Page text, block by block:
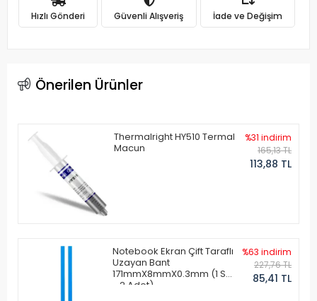
Hızlı Gönderi Güvenli Alışveriş İade ve Değişim
Önerilen Ürünler
Thermalright HY510 Termal
Macun
%31 indirim
165,13 TL
113,88 TL
Notebook Ekran Çift Taraflı
Uzayan Bant
171mmX8mmX0.3mm (1 Set
- 2 Adet)
%63 indirim
227,76 TL
85,41 TL